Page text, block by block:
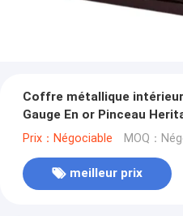
Coffre métallique
Gauge En or Pinceau
MC08
Prix：Négociable MOQ：
meilleur prix